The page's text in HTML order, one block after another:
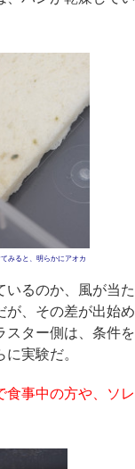
みると、明らかにアオカ
るのか、風が当た
が、その差が出始め
スター側は、条件を
実験だ。
食事中の方や、ソレ